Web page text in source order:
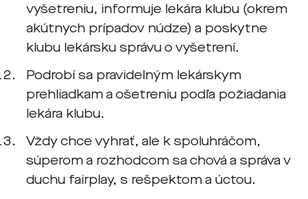
vyšetreniu, informuje lekára klubu (okrem
akútnych prípadov núdze) a poskytne
klubu lekársku správu o vyšetrení.
Podrobí sa pravidelným lekárskym
prehliadkam a ošetreniu podľa požiadania
lekára klubu.
Vždy chce vyhrať, ale k spoluhráčom,
súperom a rozhodcom sa chová a správa v
duchu fairplay, s rešpektom a úctou.